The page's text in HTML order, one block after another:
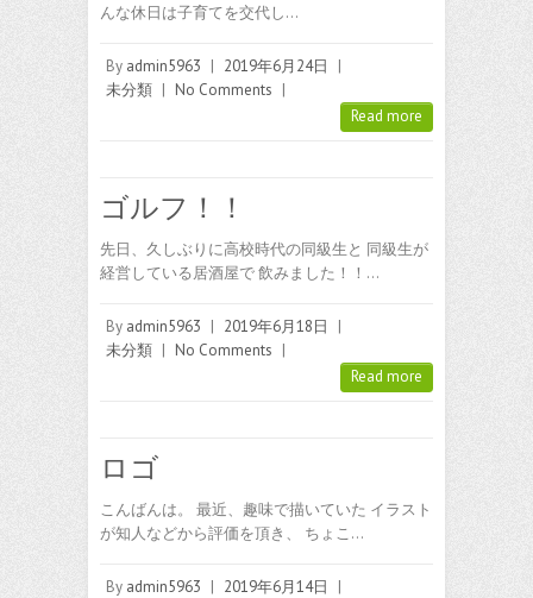
んな休日は子育てを交代し…
By admin5963 | 2019年6月24日
|
未分類 | No Comments |
Read more
ゴルフ！！
先日、久しぶりに高校時代の同級生と 同級生が
経営している居酒屋で 飲みました！！…
By admin5963 | 2019年6月18日
|
未分類 | No Comments |
Read more
ロゴ
こんばんは。 最近、趣味で描いていた イラスト
が知人などから評価を頂き、 ちょこ…
By admin5963 | 2019年6月14日
|